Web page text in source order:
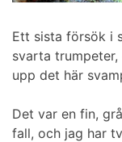
Ett sista försök i
svarta
upp det här
Det var en fin,
fall, och jag har